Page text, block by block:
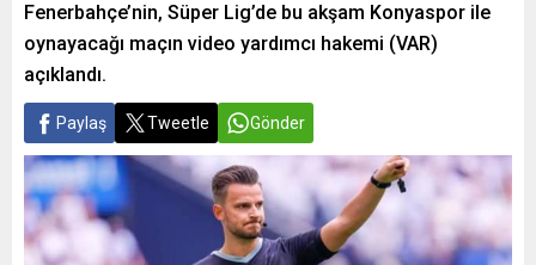
Fenerbahçe’nin, Süper Lig’de bu akşam Konyaspor ile
oynayacağı maçın video yardımcı hakemi (VAR)
açıklandı.
Paylaş Tweetle Gönder